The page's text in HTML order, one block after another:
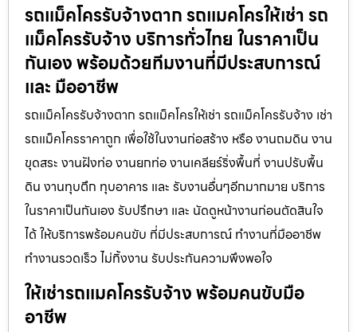
รถแม็คโครรับจ้างตาก รถแมคโครให้เช่า รถ
แม็คโครรับจ้าง บริการทั่วไทย ในราคาเป็น
กันเอง พร้อมด้วยทีมงานที่มีประสบการณ์
และ มืออาชีพ
รถแม็คโครรับจ้างตาก รถแม็คโครให้เช่า รถแม็คโครรับจ้าง เช่า
รถแม็คโครราคาถูก เพื่อใช้ในงานก่อสร้าง หรือ งานถมดิน งาน
ขุดสระ งานฝังท่อ งานยกท่อ งานเคลียร์ริ่งพื้นที่ งานปรับพื้น
ดิน งานทุบตึก ทุบอาคาร และ รับงานอื่นๆอีกมากมาย บริการ
ในราคาเป็นกันเอง รับปรึกษา และ นัดดูหน้างานก่อนตัดสินใจ
ได้ ให้บริการพร้อมคนขับ ที่มีประสบการณ์ ทำงานที่มืออาชีพ
ทำงานรวดเร็ว ไม่ทิ้งงาน รับประกันความพึงพอใจ
ให้เช่ารถแมคโครรับจ้าง พร้อมคนขับมือ
อาชีพ